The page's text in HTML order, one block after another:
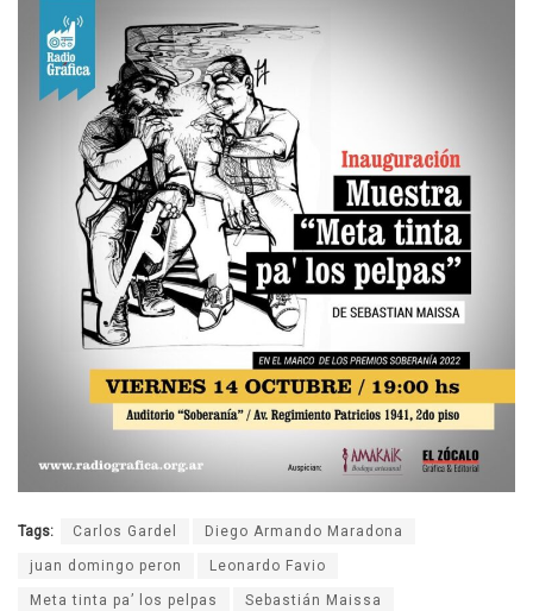
Tags: Carlos Gardel Diego Armando Maradona
juan domingo peron Leonardo Favio
Meta tinta pa’ los pelpas Sebastián Maissa